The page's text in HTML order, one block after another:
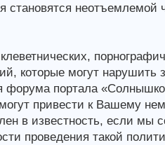
становятся неотъемлемой
которые могут нарушить
форума портала
привести к Вашему
в известность, если мы
проведения такой